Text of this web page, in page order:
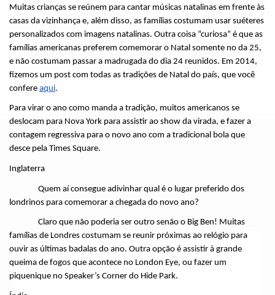
Muitas crianças se reúnem para cantar músicas natalinas em frente às
casas da vizinhança e, além disso, as famílias costumam usar suéteres
personalizados com imagens natalinas. Outra coisa “curiosa” é que as
famílias americanas preferem comemorar o Natal somente no da 25,
e não costumam passar a madrugada do dia 24 reunidos. Em 2014,
fizemos um post com todas as tradições de Natal do país, que você
confere aqui.
Para virar o ano como manda a tradição, muitos americanos se
deslocam para Nova York para assistir ao show da virada, e fazer a
contagem regressiva para o novo ano com a tradicional bola que
desce pela Times Square.
Inglaterra
Quem aí consegue adivinhar qual é o lugar preferido dos
londrinos para comemorar a chegada do novo ano?
Claro que não poderia ser outro senão o Big Ben! Muitas
famílias de Londres costumam se reunir próximas ao relógio para
ouvir as últimas badalas do ano. Outra opção é assistir à grande
queima de fogos que acontece no London Eye, ou fazer um
piquenique no Speaker’s Corner do Hide Park.
Nós utilizamos cookies
Este site utiliza cookies para melhorar a sua experiência de
usuário.